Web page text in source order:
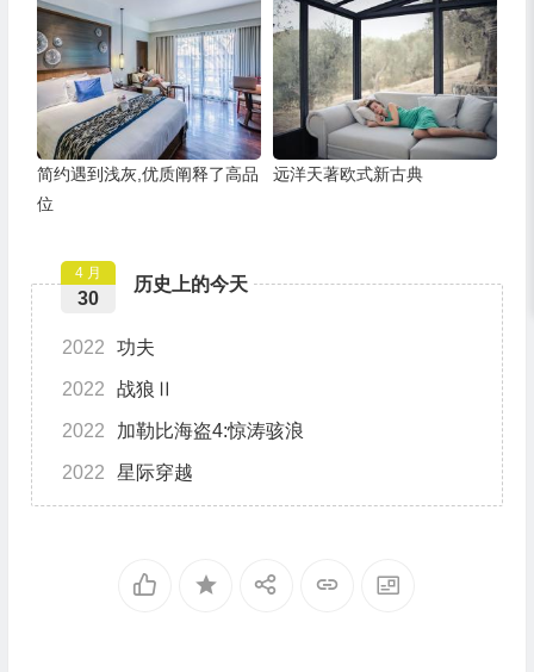
简约遇到浅灰,优质阐释了高品
位
远洋天著欧式新古典
历史上的今天
4 月
30
2022 功夫
2022 战狼Ⅱ
2022 加勒比海盗4:惊涛骇浪
2022 星际穿越